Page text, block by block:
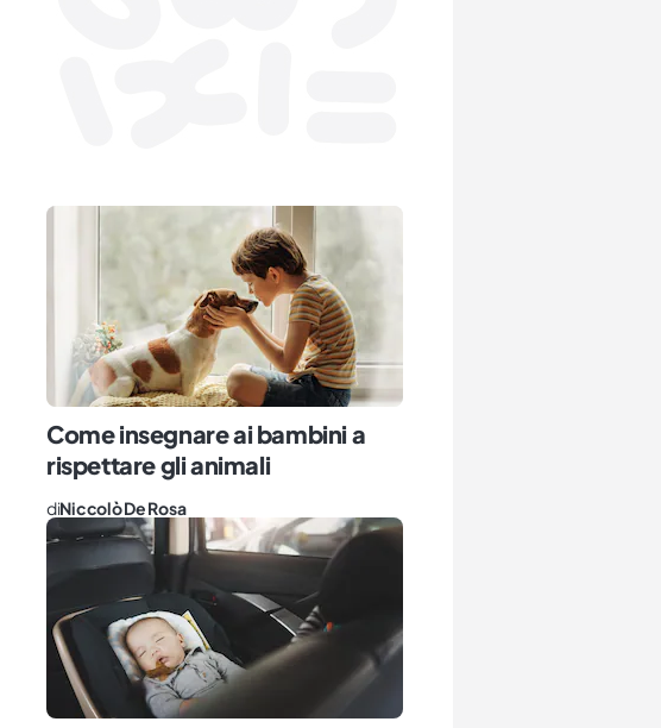
Come insegnare ai bambini a
rispettare gli animali
diNiccolò De Rosa